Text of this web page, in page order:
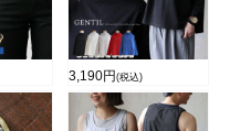
3,190円 (税込)